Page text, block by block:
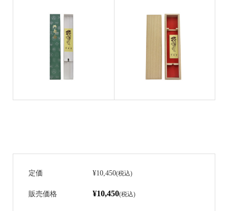
定価 ¥10,450(税込)
販売価格 ¥10,450(税込)